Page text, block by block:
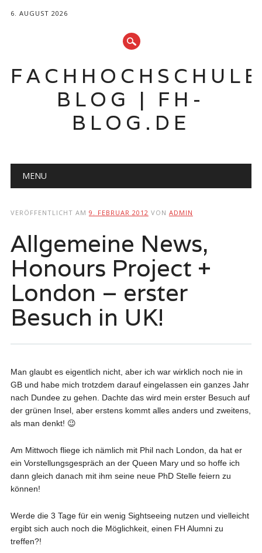
6. AUGUST 2026
BLOG | FH-
BLOG.DE
Hauptmenü
MENU
VERÖFFENTLICHT AM 9. FEBRUAR 2012 VON ADMIN
Allgemeine News,
Honours Project +
London – erster
Besuch in UK!
Man glaubt es eigentlich nicht, aber ich war wirklich noch nie in
GB und habe mich trotzdem darauf eingelassen ein ganzes Jahr
nach Dundee zu gehen. Dachte das wird mein erster Besuch auf
der grünen Insel, aber erstens kommt alles anders und zweitens,
als man denkt! 😉
Am Mittwoch fliege ich nämlich mit Phil nach London, da hat er
ein Vorstellungsgespräch an der Queen Mary und so hoffe ich
dann gleich danach mit ihm seine neue PhD Stelle feiern zu
können!
Werde die 3 Tage für ein wenig Sightseeing nutzen und vielleicht
ergibt sich auch noch die Möglichkeit, einen FH Alumni zu
treffen?!